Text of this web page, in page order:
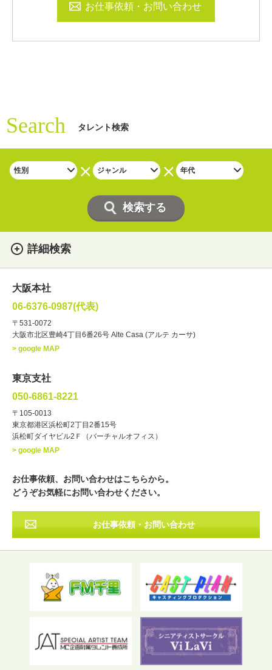
お仕事依頼・お問い合わせ
Search タレント検索
詳細検索
・性別
・ジャンル
ナレーター レポーター
・年齢
・出身地 北海道 東北
その他
フリーワード検索
大阪本社
06-6376-0987(代表)
〒531-0072
大阪市北区豊崎4丁目6番26号 Alte Casa (アルテ カーサ)
> google MAP
東京支社
050-6861-8221
〒105-0013
東京都港区浜松町2丁目2番15号
浜松町ダイヤビル2Ｆ（バーチャルオフィス）
> google MAP
お仕事依頼、お問い合わせはこちらから。
どうぞお気軽にお問い合わせください。
お仕事依頼・お問い合わせ